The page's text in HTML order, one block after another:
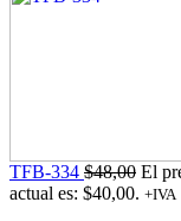
TFB-334 $48,00 El
actual es: $40,00. +IVA